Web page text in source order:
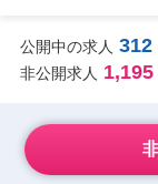
公開中の求人 312
非公開求人 1,195